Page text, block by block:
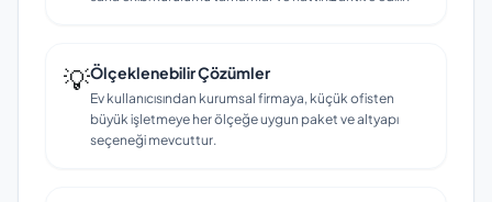
💡Ölçeklenebilir Çözümler
Ev kullanıcısından kurumsal firmaya, küçük ofisten
büyük işletmeye her ölçeğe uygun paket ve altyapı
seçeneği mevcuttur.